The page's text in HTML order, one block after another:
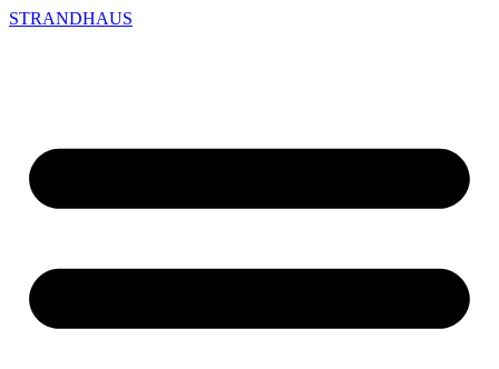
STRANDHAUS